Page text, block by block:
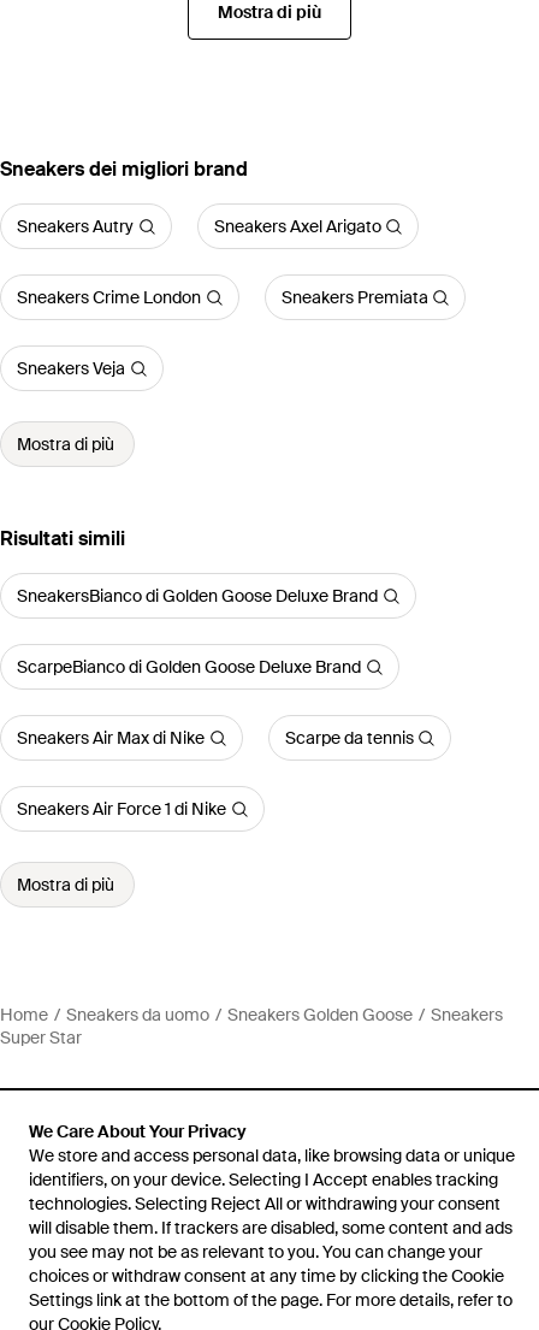
We Care About Your Privacy
We store and access personal data, like browsing data or unique
identifiers, on your device. Selecting I Accept enables tracking
technologies. Selecting Reject All or withdrawing your consent
will disable them. If trackers are disabled, some content and ads
you see may not be as relevant to you. You can change your
choices or withdraw consent at any time by clicking the Cookie
Settings link at the bottom of the page. For more details, refer to
ourCookie Policy.
Mostra di più
‪Sneakers‬ dei migliori brand
Sneakers Autry Sneakers Axel Arigato
Sneakers Crime London Sneakers Premiata
Sneakers Veja
Mostra di più
Risultati simili
SneakersBianco di Golden Goose Deluxe Brand
ScarpeBianco di Golden Goose Deluxe Brand
Sneakers Air Max di Nike Scarpe da tennis
Sneakers Air Force 1 di Nike
Mostra di più
Home Sneakers da uomo Sneakers Golden Goose
Sneakers
Super Star
Assistenza e info